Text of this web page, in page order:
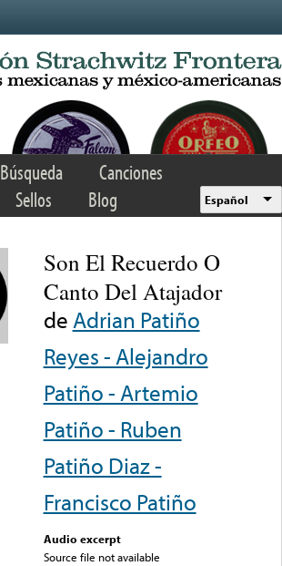
Búsqueda
Canciones
Sellos Blog Español
Son El Recuerdo O
Canto Del Atajador
de Adrian Patiño
Reyes - Alejandro
Patiño - Artemio
Patiño - Ruben
Patiño Diaz -
Francisco Patiño
Audio excerpt
Source file not available